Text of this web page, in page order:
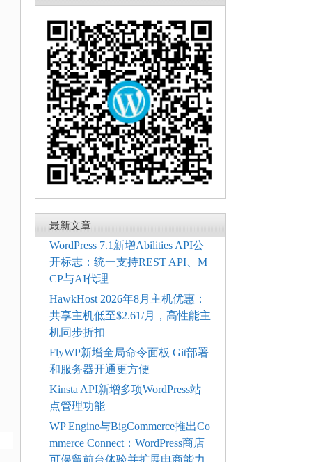
最新文章
WordPress 7.1新增Abilities API公
开标志：统一支持REST API、M
CP与AI代理
HawkHost 2026年8月主机优惠：
共享主机低至$2.61/月，高性能主
机同步折扣
FlyWP新增全局命令面板 Git部署
和服务器开通更方便
Kinsta API新增多项WordPress站
点管理功能
WP Engine与BigCommerce推出Co
mmerce Connect：WordPress商店